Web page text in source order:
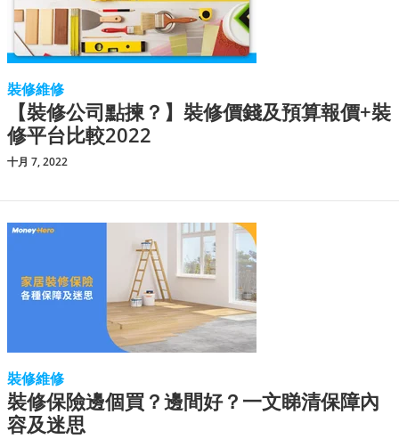
裝修維修
【裝修公司點揀？】裝修價錢及預算報價+裝
修平台比較2022
十月 7, 2022
裝修維修
裝修保險邊個買？邊間好？一文睇清保障內
容及迷思